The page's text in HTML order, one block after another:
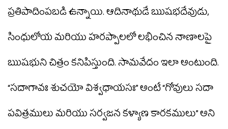
ప్రతిపాదింపబడి ఉన్నాయి. ఆదినాథుడే ఋషభదేవుడు,
సింధులోయ మరియు హరప్పాలలో లభించిన నాణాలపై
ఋషభుని చిత్రం కనిపిస్తుంది. సామవేదం ఇలా అంటుంది.
“సదాగావః శుచయో విశ్వధాయసః” అంటే “గోవులు సదా
పవిత్రములు మరియు సర్వజన కళ్యాణ కారకములు” అని